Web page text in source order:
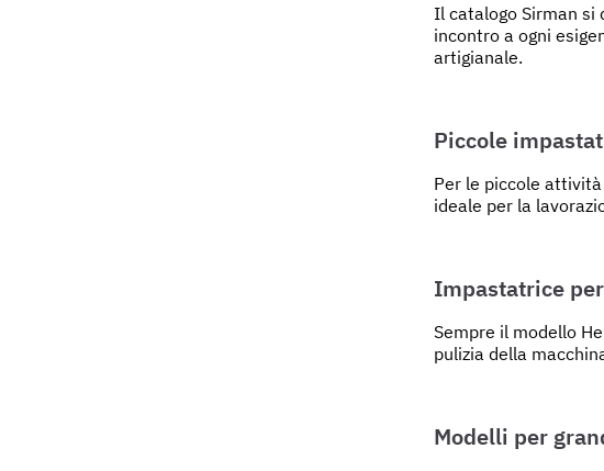
Il catalogo Sirman si
incontro a ogni
artigianale.
Piccole
Per le piccole
ideale per la
Impastatrice
Sempre il modello
pulizia della
Modelli per